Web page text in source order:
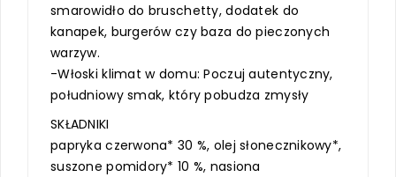
smarowidło do bruschetty, dodatek do
kanapek, burgerów czy baza do pieczonych
warzyw.
-Włoski klimat w domu: Poczuj autentyczny,
południowy smak, który pobudza zmysły
SKŁADNIKI
papryka czerwona* 30 %, olej słonecznikowy*,
suszone pomidory* 10 %, nasiona